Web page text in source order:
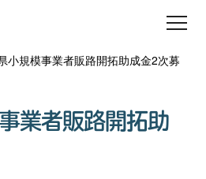
小規模事業者販路開拓助成金2次募
業者販路開拓助